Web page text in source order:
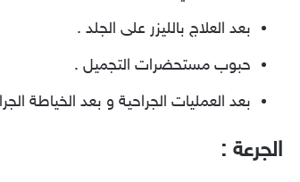
بعد العلاج بالليزر على الجلد .
حبوب مستحضرات التجميل .
بعد العمليات الجراحية و بعد الخياطة
الجرعة :